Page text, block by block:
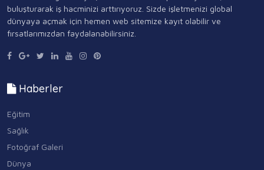
buluşturarak iş hacminizi arttırıyoruz. Sizde işletmenizi global
dünyaya açmak için hemen web sitemize kayıt olabilir ve
fırsatlarımızdan faydalanabilirsiniz.
Haberler
Eğitim
Sağlık
Fotoğraf Galeri
Dünya